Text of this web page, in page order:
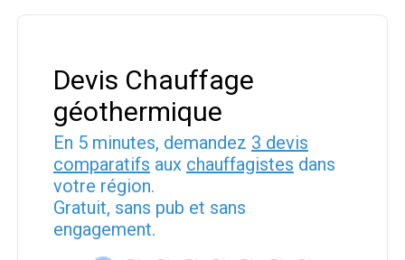
Devis Chauffage
géothermique
En 5 minutes, demandez 3 devis
comparatifs aux chauffagistes dans
votre région.
Gratuit, sans pub et sans
engagement.